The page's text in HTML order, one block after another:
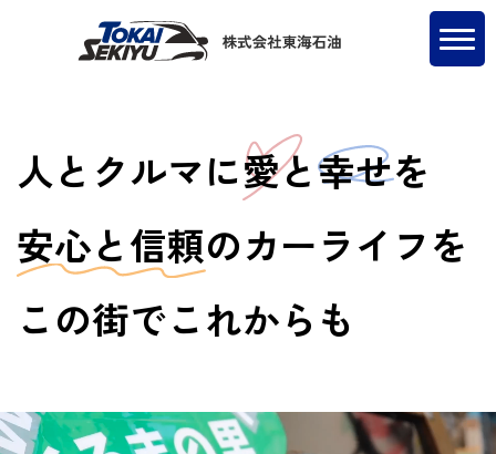
人とクルマに愛と幸せを
安心と信頼のカーライフを
この街でこれからも